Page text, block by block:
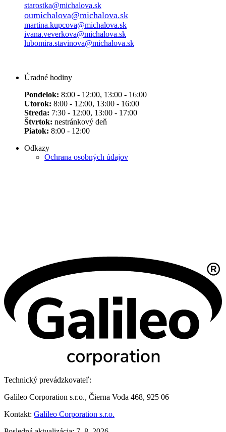
starostka@michalova.sk
oumichalova@michalova.sk
martina.kupcova@michalova.sk
ivana.veverkova@michalova.sk
lubomira.stavinova@michalova.sk
Úradné hodiny
Pondelok: 8:00 - 12:00, 13:00 - 16:00
Utorok: 8:00 - 12:00, 13:00 - 16:00
Streda: 7:30 - 12:00, 13:00 - 17:00
Štvrtok: nestránkový deň
Piatok: 8:00 - 12:00
Odkazy
Ochrana osobných údajov
Technický prevádzkovateľ:
Galileo Corporation s.r.o., Čierna Voda 468, 925 06
Kontakt: Galileo Corporation s.r.o.